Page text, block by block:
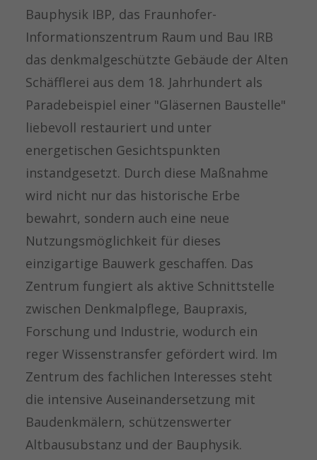
Bauphysik IBP, das Fraunhofer-
Informationszentrum Raum und Bau IRB
das denkmalgeschützte Gebäude der Alten
Schäfflerei aus dem 18. Jahrhundert als
Paradebeispiel einer "Gläsernen Baustelle"
liebevoll restauriert und unter
energetischen Gesichtspunkten
instandgesetzt. Durch diese Maßnahme
wird nicht nur das historische Erbe
bewahrt, sondern auch eine neue
Nutzungsmöglichkeit für dieses
einzigartige Bauwerk geschaffen. Das
Zentrum fungiert als aktive Schnittstelle
zwischen Denkmalpflege, Baupraxis,
Forschung und Industrie, wodurch ein
reger Wissenstransfer gefördert wird. Im
Zentrum des fachlichen Interesses steht
die intensive Auseinandersetzung mit
Baudenkmälern, schützenswerter
Altbausubstanz und der Bauphysik.